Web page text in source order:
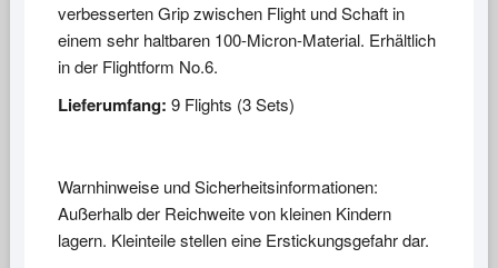
verbesserten Grip zwischen Flight und Schaft in
einem sehr haltbaren 100-Micron-Material. Erhältlich
in der Flightform No.6.
Lieferumfang: 9 Flights (3 Sets)
Warnhinweise und Sicherheitsinformationen:
Außerhalb der Reichweite von kleinen Kindern
lagern. Kleinteile stellen eine Erstickungsgefahr dar.